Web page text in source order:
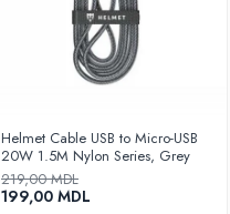
Helmet Cable USB to Micro-USB
20W 1.5M Nylon Series, Grey
219,00 MDL
199,00 MDL